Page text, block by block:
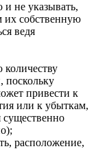
не указывать,
их собственную
ведя
поскольку
привести к
или к убыткам,
существенно
расположение,